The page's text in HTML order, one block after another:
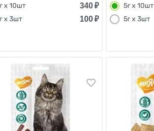
х 10шт 340₽
х 3шт
100₽
5г х 10шт
5г х 3шт